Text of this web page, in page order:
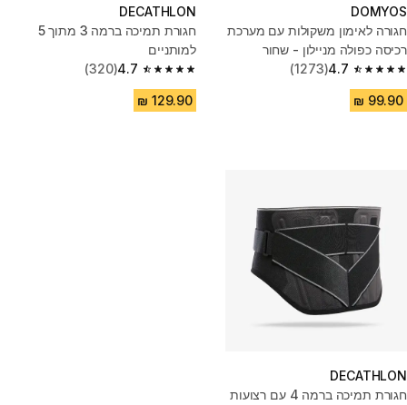
DOMYOS
חגורה לאימון משקולות עם מערכת
רכיסה כפולה מניילון - שחור
4.7
4.7 out of 5 stars from 1273 reviews
(1273)
DECATHLON
חגורת תמיכה ברמה 3 מתוך 5
למותניים
4.7
4.7 out of 5 stars from 320 reviews
(320)
DECATHLON
חגורת תמיכה ברמה 4 עם רצועות